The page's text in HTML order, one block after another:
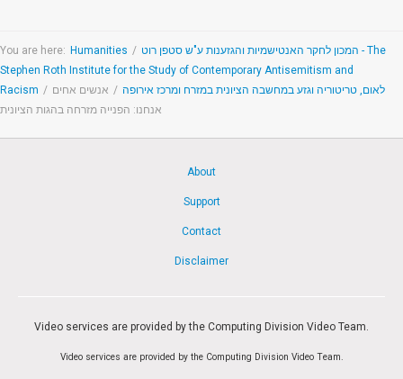
You are here: Humanities / המכון לחקר האנטישמיות והגזענות ע"ש סטפן רוט - The
Stephen Roth Institute for the Study of Contemporary Antisemitism and
Racism / לאום, טריטוריה וגזע במחשבה הציונית במזרח ומרכז אירופה / אנשים אחים
אנחנו: הפנייה מזרחה בהגות הציונית
About
Support
Contact
Disclaimer
Video services are provided by the Computing Division Video Team.
Video services are provided by the Computing Division Video Team.